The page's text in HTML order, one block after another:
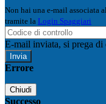
Non hai una e-mail associata
tramite la Login Spaggiari
E-mail inviata, si prega di
Errore
Chiudi
Successo